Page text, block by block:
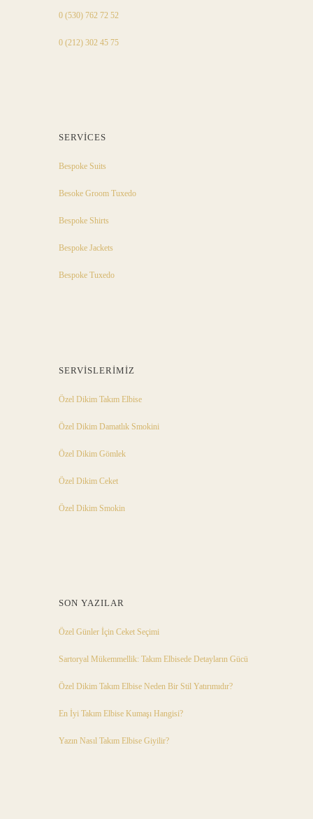
0 (530) 762 72 52
0 (212) 302 45 75
SERVICES
Bespoke Suits
Besoke Groom Tuxedo
Bespoke Shirts
Bespoke Jackets
Bespoke Tuxedo
SERVISLERIMIZ
Özel Dikim Takım Elbise
Özel Dikim Damatlık Smokini
Özel Dikim Gömlek
Özel Dikim Ceket
Özel Dikim Smokin
SON YAZILAR
Özel Günler İçin Ceket Seçimi
Sartoryal Mükemmellik: Takım Elbisede Detayların Gücü
Özel Dikim Takım Elbise Neden Bir Stil Yatırımıdır?
En İyi Takım Elbise Kumaşı Hangisi?
Yazın Nasıl Takım Elbise Giyilir?